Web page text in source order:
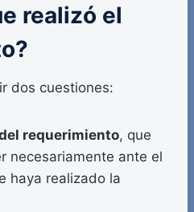
realizó el
dos cuestiones:
requerimiento, que
necesariamente ante el
haya realizado la